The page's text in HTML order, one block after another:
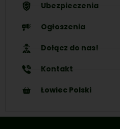
Ubezpieczenia
Ogłoszenia
Dołącz do nas!
Kontakt
Łowiec Polski